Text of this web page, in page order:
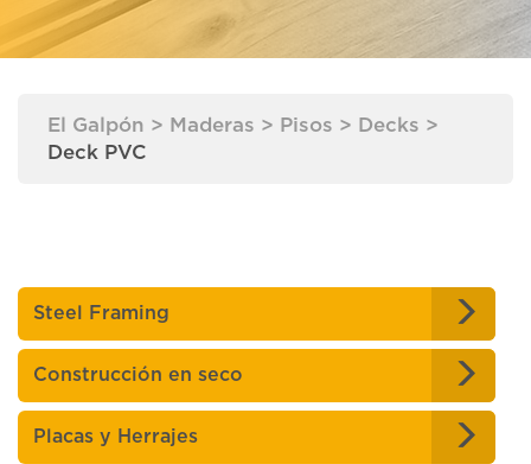
El Galpón > Maderas > Pisos > Decks >
Deck PVC
Steel Framing
Construcción en seco
Placas y Herrajes